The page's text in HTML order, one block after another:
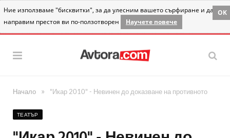
Ние използваме "бисквитки", за да улесним вашето сърфиране и да
направим престоя ви по-ползотворен
Научете повече
OK
Начало » "Икар 2010" - Невинен до доказване на противното
ТЕАТЪР